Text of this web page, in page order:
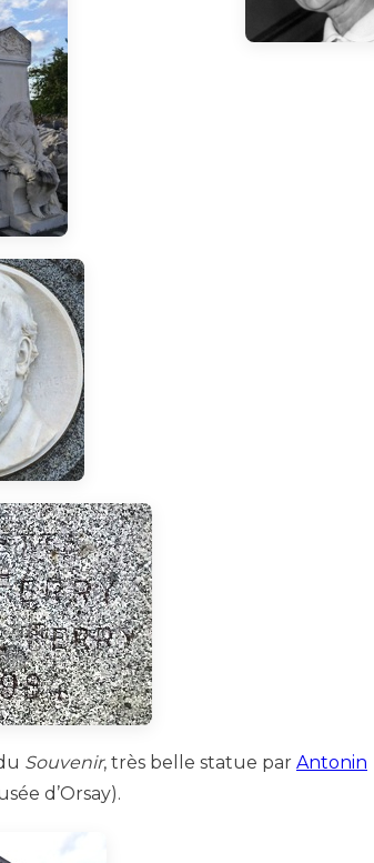
Souvenir, très belle statue par Antonin
d’Orsay).